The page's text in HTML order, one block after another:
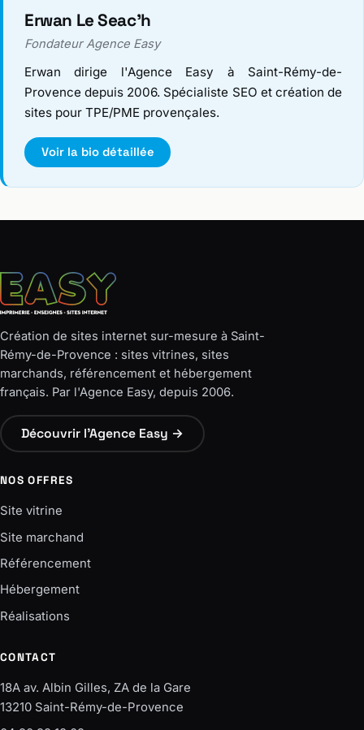
Erwan Le Seac'h
Fondateur Agence Easy
Erwan dirige l'Agence Easy à Saint-Rémy-de-
Provence depuis 2006. Spécialiste SEO et création de
sites pour TPE/PME provençales.
Voir la bio détaillée
Création de sites internet sur-mesure à Saint-
Rémy-de-Provence : sites vitrines, sites
marchands, référencement et hébergement
français. Par l'Agence Easy, depuis 2006.
Découvrir l'Agence Easy →
NOS OFFRES
Site vitrine
Site marchand
Référencement
Hébergement
Réalisations
CONTACT
18A av. Albin Gilles, ZA de la Gare
13210 Saint-Rémy-de-Provence